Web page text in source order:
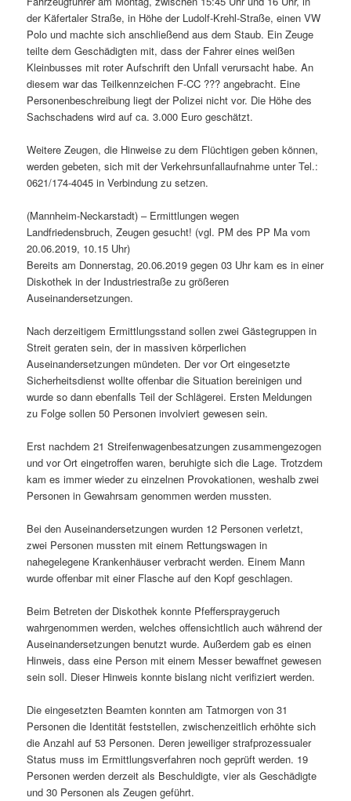
der Käfertaler Straße, in Höhe der Ludolf-Krehl-Straße, einen VW
Polo und machte sich anschließend aus dem Staub. Ein Zeuge
teilte dem Geschädigten mit, dass der Fahrer eines weißen
Kleinbusses mit roter Aufschrift den Unfall verursacht habe. An
diesem war das Teilkennzeichen F-CC ??? angebracht. Eine
Personenbeschreibung liegt der Polizei nicht vor. Die Höhe des
Sachschadens wird auf ca. 3.000 Euro geschätzt.
Weitere Zeugen, die Hinweise zu dem Flüchtigen geben können,
werden gebeten, sich mit der Verkehrsunfallaufnahme unter Tel.:
0621/174-4045 in Verbindung zu setzen.
(Mannheim-Neckarstadt) – Ermittlungen wegen
Landfriedensbruch, Zeugen gesucht! (vgl. PM des PP Ma vom
20.06.2019, 10.15 Uhr)
Bereits am Donnerstag, 20.06.2019 gegen 03 Uhr kam es in einer
Diskothek in der Industriestraße zu größeren
Auseinandersetzungen.
Nach derzeitigem Ermittlungsstand sollen zwei Gästegruppen in
Streit geraten sein, der in massiven körperlichen
Auseinandersetzungen mündeten. Der vor Ort eingesetzte
Sicherheitsdienst wollte offenbar die Situation bereinigen und
wurde so dann ebenfalls Teil der Schlägerei. Ersten Meldungen
zu Folge sollen 50 Personen involviert gewesen sein.
Erst nachdem 21 Streifenwagenbesatzungen zusammengezogen
und vor Ort eingetroffen waren, beruhigte sich die Lage. Trotzdem
kam es immer wieder zu einzelnen Provokationen, weshalb zwei
Personen in Gewahrsam genommen werden mussten.
Bei den Auseinandersetzungen wurden 12 Personen verletzt,
zwei Personen mussten mit einem Rettungswagen in
nahegelegene Krankenhäuser verbracht werden. Einem Mann
wurde offenbar mit einer Flasche auf den Kopf geschlagen.
Beim Betreten der Diskothek konnte Pfefferspraygeruch
wahrgenommen werden, welches offensichtlich auch während der
Auseinandersetzungen benutzt wurde. Außerdem gab es einen
Hinweis, dass eine Person mit einem Messer bewaffnet gewesen
sein soll. Dieser Hinweis konnte bislang nicht verifiziert werden.
Die eingesetzten Beamten konnten am Tatmorgen von 31
Personen die Identität feststellen, zwischenzeitlich erhöhte sich
die Anzahl auf 53 Personen. Deren jeweiliger strafprozessualer
Status muss im Ermittlungsverfahren noch geprüft werden. 19
Personen werden derzeit als Beschuldigte, vier als Geschädigte
und 30 Personen als Zeugen geführt.